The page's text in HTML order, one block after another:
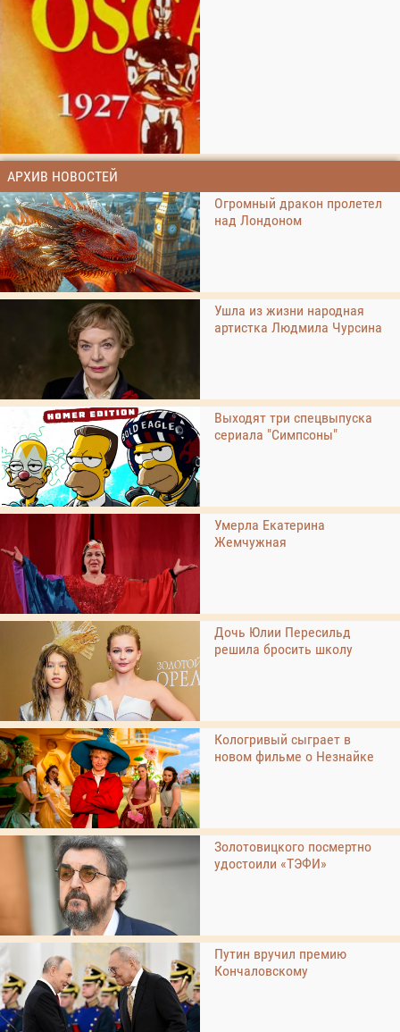
АРХИВ НОВОСТЕЙ
Огромный дракон пролетел
над Лондоном
Ушла из жизни народная
артистка Людмила Чурсина
Выходят три спецвыпуска
сериала "Симпсоны"
Умерла Екатерина
Жемчужная
Дочь Юлии Пересильд
решила бросить школу
Кологривый сыграет в
новом фильме о Незнайке
Золотовицкого посмертно
удостоили «ТЭФИ»
Путин вручил премию
Кончаловскому